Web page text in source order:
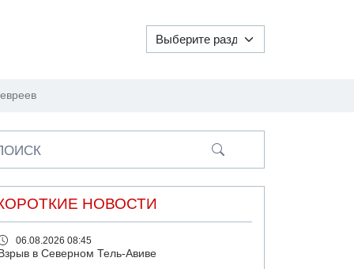
НОВОСТИ
06.08.2026 08:45
Взрыв в Северном Тель-Авиве